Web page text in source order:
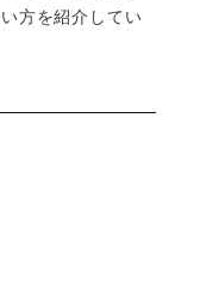
方を紹介してい